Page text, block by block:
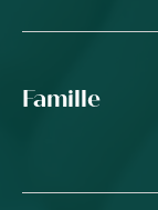
Famille